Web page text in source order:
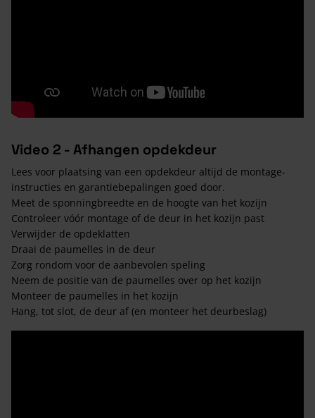
Video 2 - Afhangen opdekdeur
Lees voor plaatsing van een opdekdeur altijd de montage-
instructies en garantiebepalingen goed door.
Meet de sponningbreedte en de hoogte van het kozijn
Controleer vóór montage of de deur in het kozijn past
Verwijder de opdeklatten
Draai de paumelles in de deur
Zorg rondom voor de aanbevolen speling
Neem de positie van de paumelles over op het kozijn
Monteer de paumelles in het kozijn
Hang, tot slot, de deur af (en monteer het deurbeslag)